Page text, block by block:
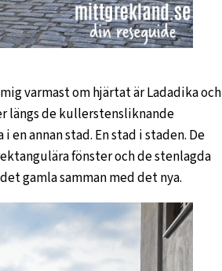
varmast om hjärtat är Ladadika och
längs de kullerstensliknande
annan stad. En stad i staden. De
fönster och de stenlagda
gamla samman med det nya.